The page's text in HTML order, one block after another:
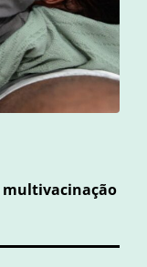
multivacinação